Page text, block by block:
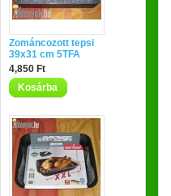
Zománcozott tepsi
39x31 cm 5TFA
4,850 Ft
Kosárba